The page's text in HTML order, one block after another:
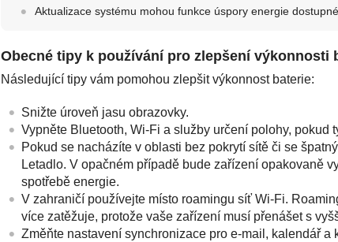
Aktualizace systému mohou funkce úspory energie
Obecné tipy k používání pro zlepšení výkonnosti
Následující tipy vám pomohou zlepšit výkonnost baterie:
Snižte úroveň jasu obrazovky.
Vypněte Bluetooth, Wi-Fi a služby určení polohy, pokud
Pokud se nacházíte v oblasti bez pokrytí sítě či se
Letadlo. V opačném případě bude zařízení opakovaně
spotřebě energie.
V zahraničí používejte místo roamingu síť Wi-Fi.
více zatěžuje, protože vaše zařízení musí přenášet s
Změňte nastavení synchronizace pro e-mail, kalendář a